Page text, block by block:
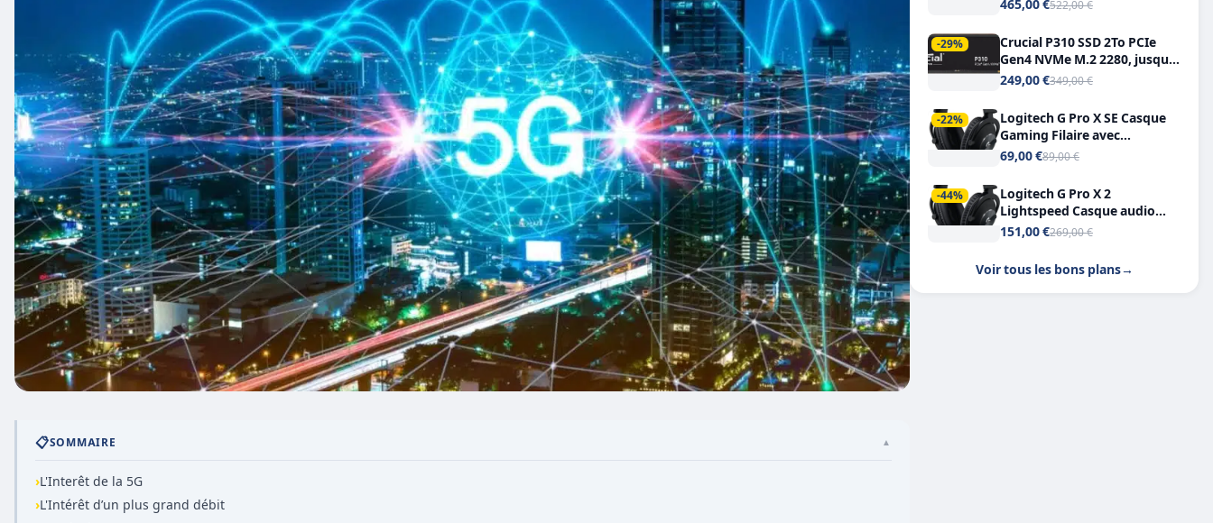
📋SOMMAIRE ▲
›L'Interêt de la 5G
›L'Intérêt d’un plus grand débit
465,00 €522,00 €
-29%
Crucial P310 SSD 2To PCIe
Gen4 NVMe M.2 2280, jusqu’à
7.100 Mo/s
249,00 €349,00 €
-22%
Logitech G Pro X SE Casque
Gaming Filaire avec
Microphone Micro
7.1
69,00 €89,00 €
-44%
Logitech G Pro X 2
Lightspeed Casque audio
bluetooth
151,00 €269,00 €
Voir tous les bons plans→